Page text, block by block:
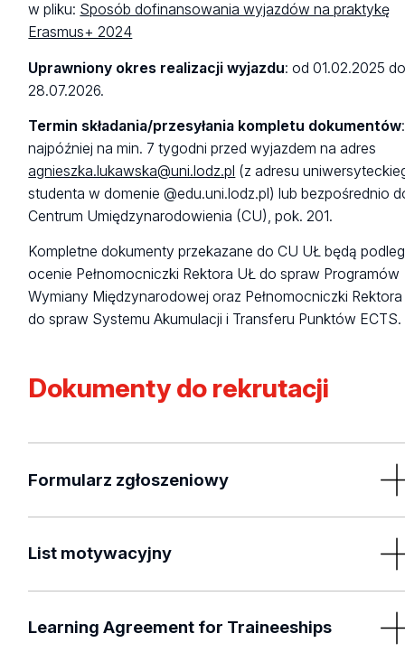
w pliku: Sposób dofinansowania wyjazdów na praktykę
Erasmus+ 2024
Uprawniony okres realizacji wyjazdu: od 01.02.2025
28.07.2026.
Termin składania/przesyłania kompletu dokumentów:
najpóźniej na min. 7 tygodni przed wyjazdem na adres
agnieszka.lukawska@uni.lodz.pl (z adresu
studenta w domenie @edu.uni.lodz.pl) lub bezpośrednio
Centrum Umiędzynarodowienia (CU), pok. 201.
Kompletne dokumenty przekazane do CU UŁ będą
ocenie Pełnomocniczki Rektora UŁ do spraw Programów
Wymiany Międzynarodowej oraz Pełnomocniczki
do spraw Systemu Akumulacji i Transferu Punktów ECTS.
Dokumenty do rekrutacji
Formularz zgłoszeniowy
dane studenta,
oświadczenie o przetwarzaniu danych osobowych
informację o dotychczasowym przebiegu studiów
List motywacyjny
Rekrutacyjnej i zaopiniowany wcześniej przez:
Learning Agreement for Traineeships